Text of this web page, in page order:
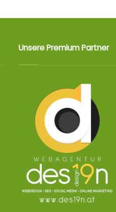
Unsere Premium Partner